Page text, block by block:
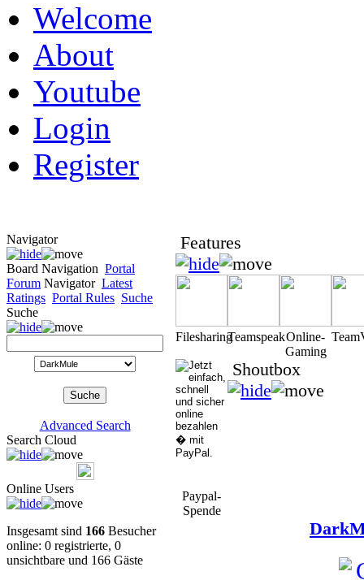
Welcome
About
Youtube
Login
Register
Navigator
Board Navigation Portal
Forum Navigator Latest
Ratings Portal Rules Suche
Suche
Advanced Search
Search Cloud
Online Users
Insgesamt sind 166 Besucher
online: 0 registrierte, 0
unsichtbare und 166 Gäste
Features
FilesharingTeamspeakOnline-
Gaming
Paypal-
Spende
Shoutbox